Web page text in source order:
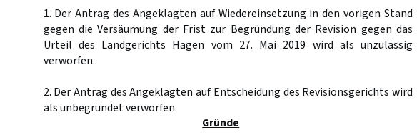
1. Der Antrag des Angeklagten auf Wiedereinsetzung in den vorigen Stand
gegen die Versäumung der Frist zur Begründung der Revision gegen das
Urteil des Landgerichts Hagen vom 27. Mai 2019 wird als unzulässig
verworfen.
2. Der Antrag des Angeklagten auf Entscheidung des Revisionsgerichts wird
als unbegründet verworfen.
Gründe